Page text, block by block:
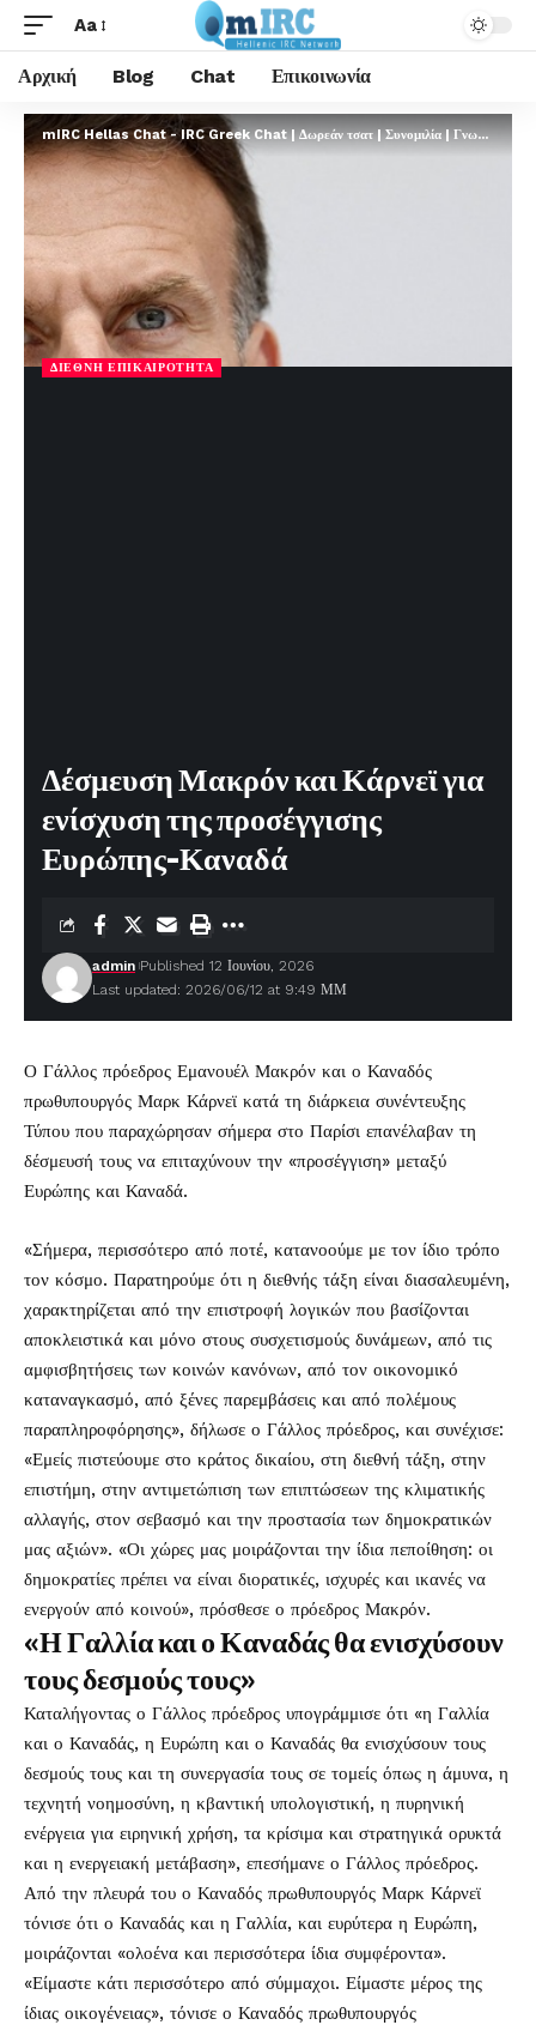
Aa
Αρχική Blog Chat Επικοινωνία
mIRC Hellas Chat - IRC Greek Chat | Δωρεάν τσατ | Συνομιλία | Γνωριμίες | FREE
ΔΙΕΘΝΉ ΕΠΙΚΑΙΡΌΤΗΤΑ
Δέσμευση Μακρόν και Κάρνεϊ για
ενίσχυση της προσέγγισης
Ευρώπης-Καναδά
Last updated: 2026/06/12 at 9:49 ΜΜ
admin Published 12 Ιουνίου, 2026
Ο Γάλλος πρόεδρος Εμανουέλ Μακρόν και ο Καναδός
πρωθυπουργός Μαρκ Κάρνεϊ κατά τη διάρκεια συνέντευξης
Τύπου που παραχώρησαν σήμερα στο Παρίσι επανέλαβαν τη
δέσμευσή τους να επιταχύνουν την «προσέγγιση» μεταξύ
Ευρώπης και Καναδά.
«Σήμερα, περισσότερο από ποτέ, κατανοούμε με τον ίδιο τρόπο
τον κόσμο. Παρατηρούμε ότι η διεθνής τάξη είναι διασαλευμένη,
χαρακτηρίζεται από την επιστροφή λογικών που βασίζονται
αποκλειστικά και μόνο στους συσχετισμούς δυνάμεων, από τις
αμφισβητήσεις των κοινών κανόνων, από τον οικονομικό
καταναγκασμό, από ξένες παρεμβάσεις και από πολέμους
παραπληροφόρησης», δήλωσε ο Γάλλος πρόεδρος, και συνέχισε:
«Εμείς πιστεύουμε στο κράτος δικαίου, στη διεθνή τάξη, στην
επιστήμη, στην αντιμετώπιση των επιπτώσεων της κλιματικής
αλλαγής, στον σεβασμό και την προστασία των δημοκρατικών
μας αξιών». «Οι χώρες μας μοιράζονται την ίδια πεποίθηση: οι
δημοκρατίες πρέπει να είναι διορατικές, ισχυρές και ικανές να
ενεργούν από κοινού», πρόσθεσε ο πρόεδρος Μακρόν.
«Η Γαλλία και ο Καναδάς θα ενισχύσουν
τους δεσμούς τους»
Καταλήγοντας ο Γάλλος πρόεδρος υπογράμμισε ότι «η Γαλλία
και ο Καναδάς, η Ευρώπη και ο Καναδάς θα ενισχύσουν τους
δεσμούς τους και τη συνεργασία τους σε τομείς όπως η άμυνα, η
τεχνητή νοημοσύνη, η κβαντική υπολογιστική, η πυρηνική
ενέργεια για ειρηνική χρήση, τα κρίσιμα και στρατηγικά ορυκτά
και η ενεργειακή μετάβαση», επεσήμανε ο Γάλλος πρόεδρος.
Από την πλευρά του ο Καναδός πρωθυπουργός Μαρκ Κάρνεϊ
τόνισε ότι ο Καναδάς και η Γαλλία, και ευρύτερα η Ευρώπη,
μοιράζονται «ολοένα και περισσότερα ίδια συμφέροντα».
«Είμαστε κάτι περισσότερο από σύμμαχοι. Είμαστε μέρος της
ίδιας οικογένειας», τόνισε ο Καναδός πρωθυπουργός